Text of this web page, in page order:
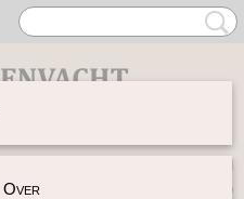
(0)
Over